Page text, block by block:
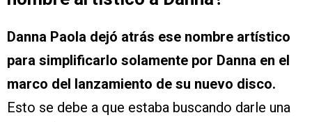
Danna Paola dejó atrás ese nombre artístico
para simplificarlo solamente por Danna en el
marco del lanzamiento de su nuevo disco.
Esto se debe a que estaba buscando darle una